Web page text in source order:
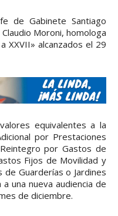
de Gabinete Santiago
Moroni, homologa
XXVII» alcanzados el 29
equivalentes a la
por Prestaciones
por Gastos de
Fijos de Movilidad y
Guarderías o Jardines
una nueva audiencia de
de diciembre.